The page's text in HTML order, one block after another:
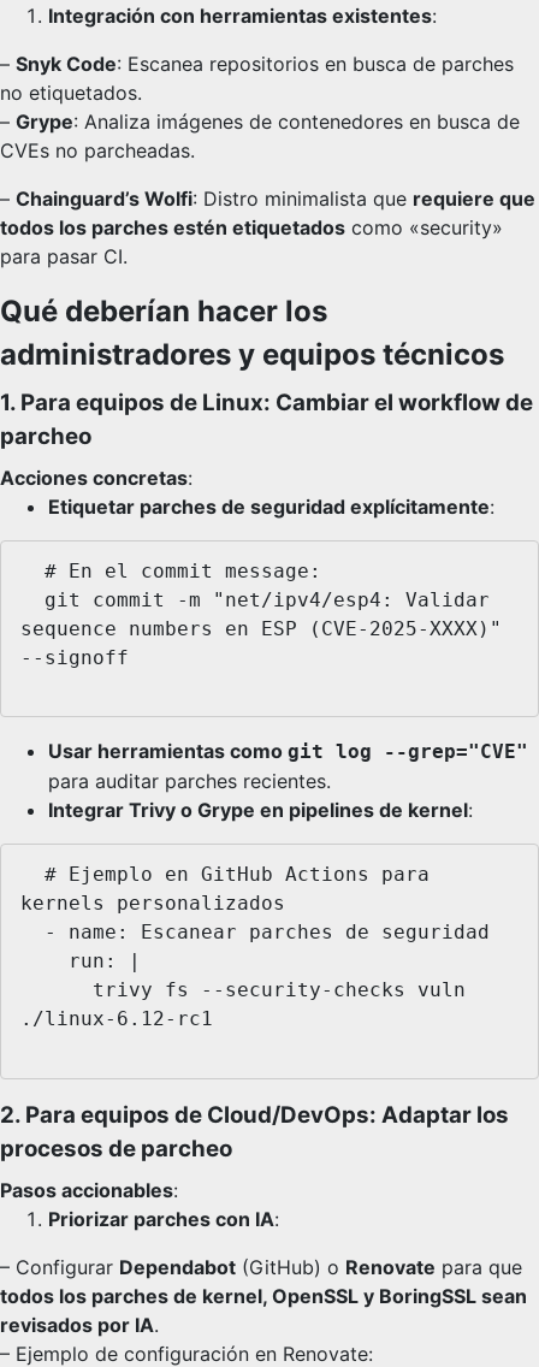
Integración con herramientas existentes:
– Snyk Code: Escanea repositorios en busca de parches
no etiquetados.
– Grype: Analiza imágenes de contenedores en busca de
CVEs no parcheadas.
– Chainguard’s Wolfi: Distro minimalista que requiere que
todos los parches estén etiquetados como «security»
para pasar CI.
Qué deberían hacer los
administradores y equipos técnicos
1. Para equipos de Linux: Cambiar el workflow de
parcheo
Acciones concretas:
Etiquetar parches de seguridad explícitamente:
sequence numbers en ESP (CVE-2025-XXXX)"
--signoff
Usar herramientas como git log --grep="CVE"
para auditar parches recientes.
Integrar Trivy o Grype en pipelines de kernel:
kernels personalizados
./linux-6.12-rc1
2. Para equipos de Cloud/DevOps: Adaptar los
procesos de parcheo
Pasos accionables:
Priorizar parches con IA:
– Configurar Dependabot (GitHub) o Renovate para que
todos los parches de kernel, OpenSSL y BoringSSL sean
revisados por IA.
– Ejemplo de configuración en Renovate: